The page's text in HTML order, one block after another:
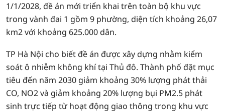
1/1/2028, đề án mới triển khai trên toàn bộ khu vực
trong vành đai 1 gồm 9 phường, diện tích khoảng 26,07
km2 với khoảng 625.000 dân.
TP Hà Nội cho biết đề án được xây dựng nhằm kiểm
soát ô nhiễm không khí tại Thủ đô. Thành phố đặt mục
tiêu đến năm 2030 giảm khoảng 30% lượng phát thải
CO, NO2 và giảm khoảng 20% lượng bụi PM2.5 phát
sinh trực tiếp từ hoạt động giao thông trong khu vực